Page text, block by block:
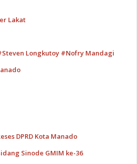
Lakat
Longkutoy #Nofry Mandagi
DPRD Kota Manado
Sinode GMIM ke-36